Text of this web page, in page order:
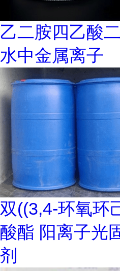
乙二胺四乙酸
水中金属离子
双((3,4-环氧环
酸酯 阳离子光
剂